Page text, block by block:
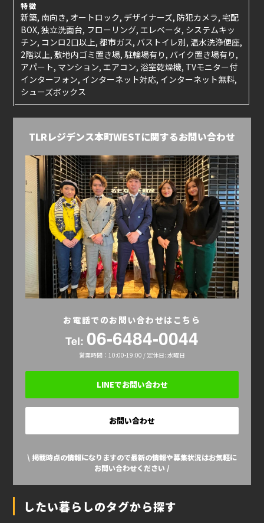
特徴
新築, 南向き, オートロック, デザイナーズ, 防犯カメラ, 宅配
BOX, 独立洗面台, フローリング, エレベータ, システムキッ
チン, コンロ2口以上, 都市ガス, バストイレ別, 温水洗浄便座,
2階以上, 敷地内ゴミ置き場, 駐輪場有り, バイク置き場有り,
アパート, マンション, エアコン, 浴室乾燥機, TVモニター付
インターフォン, インターネット対応, インターネット無料,
シューズボックス
TLRレジデンス本町WESTに関するお問い合わせ
お電話でのお問い合わせはこちら
Tel: 06-6484-0044
営業時間：10:00-19:00 / 定休日: 水曜日
LINEでお問い合わせ
お問い合わせ
\ 掲載時点の情報になりますので最新の情報や募集状況はお気軽に
お問い合わせください /
したい暮らしのタグから探す